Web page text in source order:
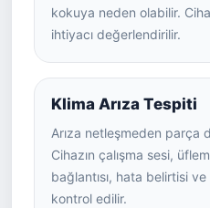
kokuya neden olabilir.
ihtiyacı değerlendirilir.
Klima Arıza Tespiti
Arıza netleşmeden parça
Cihazın çalışma sesi,
bağlantısı, hata belirtisi
kontrol edilir.